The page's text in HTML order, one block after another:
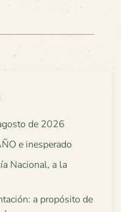
de 2026
e inesperado
Nacional, a la
a propósito de